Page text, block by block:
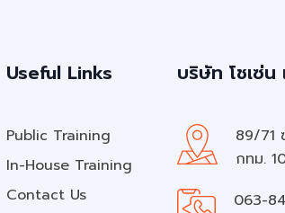
Useful Links
Public Training
In-House Training
Contact Us
บริษัท โชเซ่น
89/71
กทม.
063-